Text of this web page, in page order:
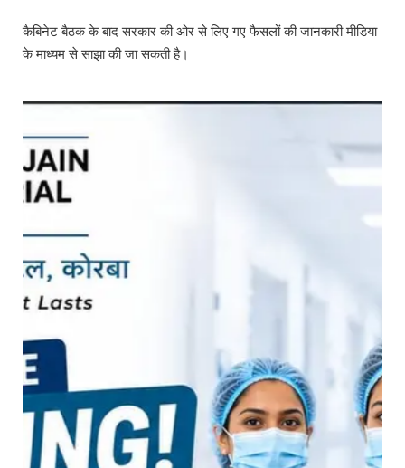
कैबिनेट बैठक के बाद सरकार की ओर से लिए गए फैसलों की जानकारी मीडिया
के माध्यम से साझा की जा सकती है।